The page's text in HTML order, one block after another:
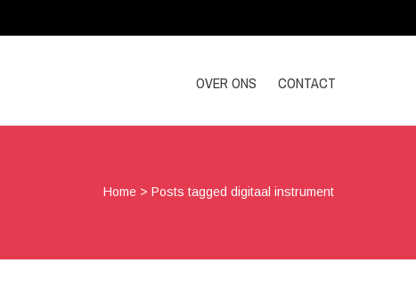
OVER ONS CONTACT
Home >Posts tagged digitaal instrument